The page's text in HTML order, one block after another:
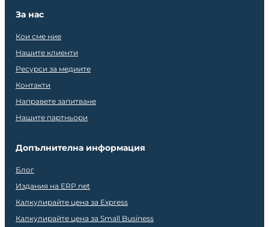
За нас
Кои сме ние
Нашите клиенти
Ресурси за медиите
Контакти
Направете запитване
Нашите партньори
Допълнителна информация
Блог
Издания на ERP.net
Калкулирайте цена за Express
Калкулирайте цена за Small Business